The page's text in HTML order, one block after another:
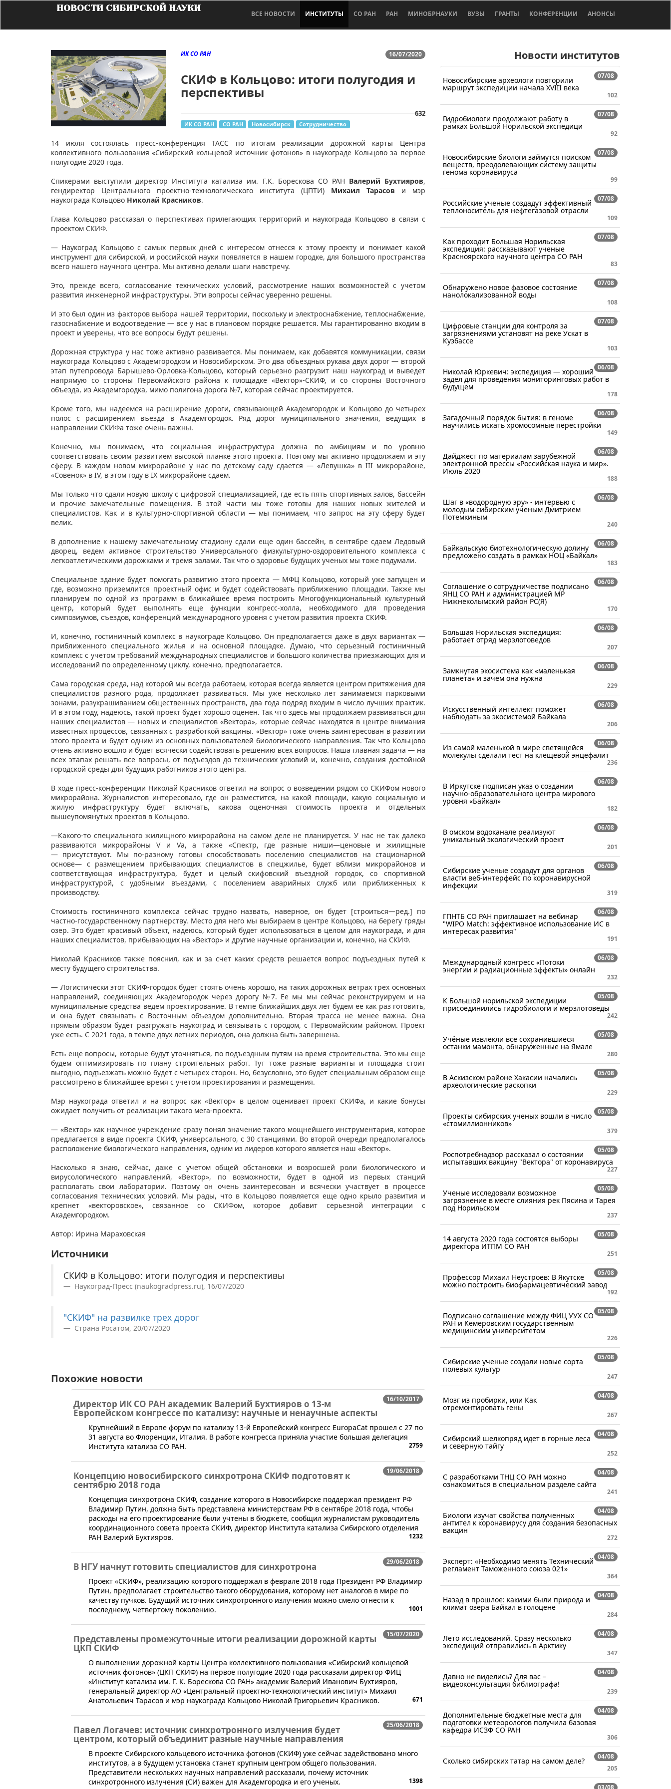
НОВОСТИ СИБИРСКОЙ НАУКИ
ВСЕ НОВОСТИ ИНСТИТУТЫ СО РАН РАН МИНОБРНАУКИ ВУЗЫ ГРАНТЫ КОНФЕРЕНЦИИ АНОНСЫ
16/07/2020
ИК СО РАН
СКИФ в Кольцово: итоги полугодия и
перспективы
632
ИК СО РАН СО РАН Новосибирск Сотрудничество
14 июля состоялась пресс-конференция ТАСС по итогам реализации дорожной карты Центра
коллективного пользования «Сибирский кольцевой источник фотонов» в наукограде Кольцово за первое
полугодие 2020 года.
Спикерами выступили директор Института катализа им. Г.К. Борескова СО РАН Валерий Бухтияров,
гендиректор Центрального проектно-технологического института (ЦПТИ) Михаил Тарасов и мэр
наукограда Кольцово Николай Красников.
Глава Кольцово рассказал о перспективах прилегающих территорий и наукограда Кольцово в связи с
проектом СКИФ.
— ​Наукоград Кольцово с самых первых дней с интересом отнесся к этому проекту и понимает какой
инструмент для сибирской, и российской науки появляется в нашем городке, для большого пространства
всего нашего научного центра. Мы активно делали шаги навстречу.
Это, прежде всего, согласование технических условий, рассмотрение наших возможностей с учетом
развития инженерной инфраструктуры. Эти вопросы сейчас уверенно решены.
И это был один из факторов выбора нашей территории, поскольку и электроснабжение, теплоснабжение,
газоснабжение и водоотведение — все у нас в плановом порядке решается. Мы гарантированно входим в
проект и уверены, что все вопросы будут решены.
Дорожная структура у нас тоже активно развивается. Мы понимаем, как добавятся коммуникации, связи
наукограда Кольцово с Академгородком и Новосибирском. Это два объездных рукава двух дорог — второй
этап путепровода Барышево-Орловка-Кольцово, который серьезно разгрузит наш наукоград и выведет
напрямую со стороны Первомайского района к площадке «Вектор»-СКИФ, и со стороны Восточного
объезда, из Академгородка, мимо полигона дорога №7, которая сейчас проектируется.
Кроме того, мы надеемся на расширение дороги, связывающей Академгородок и Кольцово до четырех
полос с расширением въезда в Академгородок. Ряд дорог муниципального значения, ведущих в
направлении СКИФа тоже очень важны.
Конечно, мы понимаем, что социальная инфраструктура должна по амбициям и по уровню
соответствовать своим развитием высокой планке этого проекта. Поэтому мы активно продолжаем и эту
сферу. В каждом новом микрорайоне у нас по детскому саду сдается — «Левушка» в III микрорайоне,
«Совенок» в IV, в этом году в IX микрорайоне сдаем.
Мы только что сдали новую школу с цифровой специализацией, где есть пять спортивных залов, бассейн
и прочие замечательные помещения. В этой части мы тоже готовы для наших новых жителей и
специалистов. Как и в культурно-спортивной области — мы понимаем, что запрос на эту сферу будет
велик.
В дополнение к нашему замечательному стадиону сдали еще один бассейн, в сентябре сдаем Ледовый
дворец, ведем активное строительство Универсального физкультурно-оздоровительного комплекса с
легкоатлетическими дорожками и тремя залами. Так что о здоровье будущих ученых мы тоже подумали.
Специальное здание будет помогать развитию этого проекта — МФЦ Кольцово, который уже запущен и
где, возможно приземлится проектный офис и будет содействовать приближению площадки. Также мы
планируем по одной из программ в ближайшее время построить Многофункциональный культурный
центр, который будет выполнять еще функции конгресс-холла, необходимого для проведения
симпозиумов, съездов, конференций международного уровня с учетом развития проекта СКИФ.
И, конечно, гостиничный комплекс в наукограде Кольцово. Он предполагается даже в двух вариантах —
приближенного специального жилья и на основной площадке. Думаю, что серьезный гостиничный
комплекс с учетом требований международных специалистов и большого количества приезжающих для и
исследований по определенному циклу, конечно, предполагается.
Сама городская среда, над которой мы всегда работаем, которая всегда является центром притяжения для
специалистов разного рода, продолжает развиваться. Мы уже несколько лет занимаемся парковыми
зонами, разукрашиванием общественных пространств, два года подряд входим в число лучших практик.
И в этом году, надеюсь, такой проект будет хорошо оценен. Так что здесь мы продолжаем развиваться для
наших специалистов — новых и специалистов «Вектора», которые сейчас находятся в центре внимания
известных процессов, связанных с разработкой вакцины. «Вектор» тоже очень заинтересован в развитии
этого проекта и будет одним из основных пользователей биологического направления. Так что Кольцово
очень активно вошло и будет всячески содействовать решению всех вопросов. Наша главная задача — на
всех этапах решать все вопросы, от подъездов до технических условий и, конечно, создания достойной
городской среды для будущих работников этого центра.
В ходе пресс-конференции Николай Красников ответил на вопрос о возведении рядом со СКИФом нового
микрорайона. Журналистов интересовало, где он разместится, на какой площади, какую социальную и
жилую инфраструктуру будет включать, какова оценочная стоимость проекта и отдельных
вышеупомянутых проектов в Кольцово.
—Какого-то специального жилищного микрорайона на самом деле не планируется. У нас не так далеко
развиваются микрорайоны V и Va, а также «Спектр, где разные ниши—ценовые и жилищные
— присутствуют. Мы по-разному готовы способствовать поселению специалистов на стационарной
основе— с размещением прибывающих специалистов в спецжилье, будет вблизи микрорайонов и
соответствующая инфраструктура, будет и целый скифовский въездной городок, со спортивной
инфраструктурой, с удобными въездами, с поселением аварийных служб или приближенных к
производству.
Стоимость гостиничного комплекса сейчас трудно назвать, наверное, он будет [строиться—ред.] по
частно-государственному партнерству. Место для него мы выбираем в центре Кольцово, на берегу гряды
озер. Это будет красивый объект, надеюсь, который будет использоваться в целом для наукограда, и для
наших специалистов, прибывающих на «Вектор» и другие научные организации и, конечно, на СКИФ.
Николай Красников также пояснил, как и за счет каких средств решается вопрос подъездных путей к
месту будущего строительства.
— Логистически этот СКИФ-городок будет стоять очень хорошо, на таких дорожных ветрах трех основных
направлений, соединяющих Академгородок через дорогу №7. Ее мы мы сейчас реконструируем и на
муниципальные средства ведем проектирование. В темпе ближайших двух лет будем ее как раз готовить,
и она будет связывать с Восточным объездом дополнительно. Вторая трасса не менее важна. Она
прямым образом будет разгружать наукоград и связывать с городом, с Первомайским районом. Проект
уже есть. С 2021 года, в темпе двух летних периодов, она должна быть завершена.
Есть еще вопросы, которые будут уточняться, по подъездным путям на время строительства. Это мы еще
будем оптимизировать по плану строительных работ. Тут тоже разные варианты и площадка стоит
выгодно, подъезжать можно будет с четырех сторон. Но, безусловно, это будет специальным образом еще
рассмотрено в ближайшее время с учетом проектирования и размещения.
Мэр наукограда ответил и на вопрос как «Вектор» в целом оценивает проект СКИФа, и какие бонусы
ожидает получить от реализации такого мега-проекта.
— «Вектор» как научное учреждение сразу понял значение такого мощнейшего инструментария, которое
предлагается в виде проекта СКИФ, универсального, с 30 станциями. Во второй очереди предполагалось
расположение биологического направления, одним из лидеров которого является наш «Вектор».
Насколько я знаю, сейчас, даже с учетом общей обстановки и возросшей роли биологического и
вирусологического направлений, «Вектор», по возможности, будет в одной из первых станций
располагать свои лаборатории. Поэтому он очень заинтересован и всячески участвует в процессе
согласования технических условий. Мы рады, что в Кольцово появляется еще одно крыло развития и
крепнет «векторовское», связанное со СКИФом, которое добавит серьезной интеграции с
Академгородком.
Автор: Ирина Мараховская
Источники
СКИФ в Кольцово: итоги полугодия и перспективы
Наукоград-Пресс (naukogradpress.ru), 16/07/2020
"СКИФ" на развилке трех дорог
Страна Росатом, 20/07/2020
Похожие новости
16/10/2017
Директор ИК СО РАН академик Валерий Бухтияров о 13-м
Европейском конгрессе по катализу: научные и ненаучные аспекты
Крупнейший в Европе форум по катализу 13-й Европейский конгресс EuropaCat прошел с 27 по
31 августа во Флоренции, Италия. В работе конгресса приняла участие большая делегация
Института катализа СО РАН.
2759
19/06/2018
Концепцию новосибирского синхротрона СКИФ подготовят к
сентябрю 2018 года
​Концепция синхротрона СКИФ, создание которого в Новосибирске поддержал президент РФ
Владимир Путин, должна быть представлена министерствам РФ в сентябре 2018 года, чтобы
расходы на его проектирование были учтены в бюджете, сообщил журналистам руководитель
координационного совета проекта СКИФ, директор Института катализа Сибирского отделения
РАН Валерий Бухтияров.
1232
29/06/2018
В НГУ начнут готовить специалистов для синхротрона
​Проект «СКИФ», реализацию которого поддержал в феврале 2018 года Президент РФ Владимир
Путин, предполагает строительство такого оборудования, которому нет аналогов в мире по
качеству пучков. Будущий источник синхротронного излучения можно смело отнести к
последнему, четвертому поколению.
1001
15/07/2020
Представлены промежуточные итоги реализации дорожной карты
ЦКП СКИФ
​​О выполнении дорожной карты Центра коллективного пользования «Сибирский кольцевой
источник фотонов» (ЦКП СКИФ) на первое полугодие 2020 года рассказали директор ФИЦ
«Институт катализа им. Г. К. Борескова СО РАН» академик Валерий Иванович Бухтияров,
генеральный директор АО «Центральный проектно-технологический институт» Михаил
Анатольевич Тарасов и мэр наукограда Кольцово Николай Григорьевич Красников.
671
25/06/2018
Павел Логачев: источник синхротронного излучения будет
центром, который объединит разные научные направления
​В проекте Сибирского кольцевого источника фотонов (СКИФ) уже сейчас задействовано много
институтов, а в будущем установка станет крупным центром общего пользования.
Представители нескольких научных направлений рассказали, почему источник
синхротронного излучения (СИ) важен для Академгородка и его ученых.
1398
Новости институтов
07/08
Новосибирские археологи повторили
маршрут экспедиции начала XVIII века
102
07/08
Гидробиологи продолжают работу в
рамках Большой Норильской экспедици
92
07/08
Новосибирские биологи займутся поиском
веществ, преодолевающих систему защиты
генома коронавируса
99
07/08
Российские ученые создадут эффективный
теплоноситель для нефтегазовой отрасли
109
07/08
Как проходит Большая Норильская
экспедиция: рассказывают ученые
Красноярского научного центра СО РАН
83
07/08
Обнаружено новое фазовое состояние
нанолокализованной воды
108
07/08
Цифровые станции для контроля за
загрязнениями установят на реке Ускат в
Кузбассе
103
06/08
Николай Юркевич: экспедиция — хороший
задел для проведения мониторинговых работ в
будущем
178
06/08
Загадочный порядок бытия: в геноме
научились искать хромосомные перестройки
149
06/08
Дайджест по материалам зарубежной
электронной прессы «Российская наука и мир».
Июль 2020
188
06/08
Шаг в «водородную эру» - интервью с
молодым сибирским ученым Дмитрием
Потемкиным
240
06/08
Байкальскую биотехнологическую долину
предложено создать в рамках НОЦ «Байкал»
183
06/08
Соглашение о сотрудничестве подписано
ЯНЦ СО РАН и администрацией МР
Нижнеколымский район РС(Я)
170
06/08
Большая Норильская экспедиция:
работает отряд мерзлотоведов
207
06/08
Замкнутая экосистема как «маленькая
планета» и зачем она нужна
229
06/08
Искусственный интеллект поможет
наблюдать за экосистемой Байкала
206
06/08
Из самой маленькой в мире светящейся
молекулы сделали тест на клещевой энцефалит
236
06/08
В Иркутске подписан указ о создании
научно-образовательного центра мирового
уровня «Байкал»
182
06/08
В омском водоканале реализуют
уникальный экологический проект
201
06/08
Сибирские ученые создадут для органов
власти веб-интерфейс по коронавирусной
инфекции
319
06/08
ГПНТБ СО РАН приглашает на вебинар
"WIPO Match: эффективное использование ИС в
интересах развития"
191
06/08
Международный конгресс «Потоки
энергии и радиационные эффекты» онлайн
232
05/08
К Большой норильской экспедиции
присоединились гидробиологи и мерзлотоведы
242
05/08
Учёные извлекли все сохранившиеся
останки мамонта, обнаруженные на Ямале
280
05/08
В Аскизском районе Хакасии начались
археологические раскопки
229
05/08
Проекты сибирских ученых вошли в число
«стомиллионников»
379
05/08
Роспотребнадзор рассказал о состоянии
испытавших вакцину "Вектора" от коронавируса
227
05/08
Ученые исследовали возможное
загрязнение в месте слияния рек Пясина и Тарея
под Норильском
237
05/08
14 августа 2020 года состоятся выборы
директора ИТПМ СО РАН
251
05/08
Профессор Михаил Неустроев: В Якутске
можно построить биофармацевтический завод
192
05/08
Подписано соглашение между ФИЦ УУХ СО
РАН и Кемеровским государственным
медицинским университетом
226
05/08
Сибирские ученые создали новые сорта
полевых культур
247
04/08
Мозг из пробирки, или Как
отремонтировать гены
267
04/08
Сибирский шелкопряд идет в горные леса
и северную тайгу
252
04/08
С разработками ТНЦ СО РАН можно
ознакомиться в специальном разделе сайта
241
04/08
Биологи изучат свойства полученных
антител к коронавирусу для создания безопасных
вакцин
272
04/08
Эксперт: «Необходимо менять Технический
регламент Таможенного союза 021»
364
04/08
Назад в прошлое: какими были природа и
климат озера Байкал в голоцене
284
04/08
Лето исследований. Сразу несколько
экспедиций отправились в Арктику
347
04/08
Давно не виделись? Для вас –
видеоконсультация библиографа!
239
04/08
Дополнительные бюджетные места для
подготовки метеорологов получила базовая
кафедра ИСЗФ СО РАН
306
04/08
Сколько сибирских татар на самом деле?
205
03/08